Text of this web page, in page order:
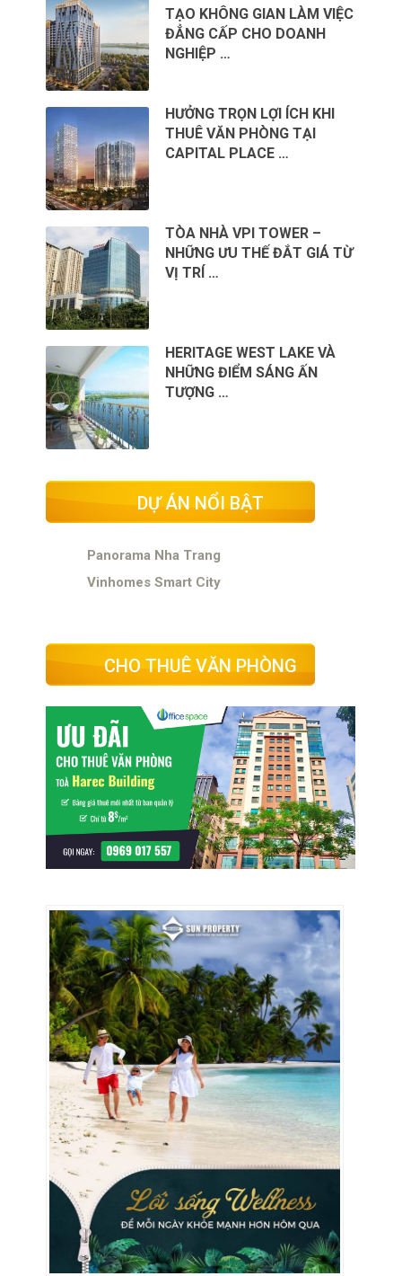
TẠO KHÔNG GIAN LÀM VIỆC
ĐẲNG CẤP CHO DOANH
NGHIỆP …
HƯỞNG TRỌN LỢI ÍCH KHI
THUÊ VĂN PHÒNG TẠI
CAPITAL PLACE …
TÒA NHÀ VPI TOWER –
NHỮNG ƯU THẾ ĐẮT GIÁ TỪ
VỊ TRÍ …
HERITAGE WEST LAKE VÀ
NHỮNG ĐIỂM SÁNG ẤN
TƯỢNG …
DỰ ÁN NỔI BẬT
Panorama Nha Trang
Vinhomes Smart City
CHO THUÊ VĂN PHÒNG